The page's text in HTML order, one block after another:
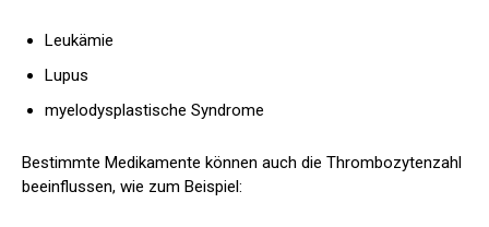
Leukämie
Lupus
myelodysplastische Syndrome
Bestimmte Medikamente können auch die Thrombozytenzahl
beeinflussen, wie zum Beispiel: